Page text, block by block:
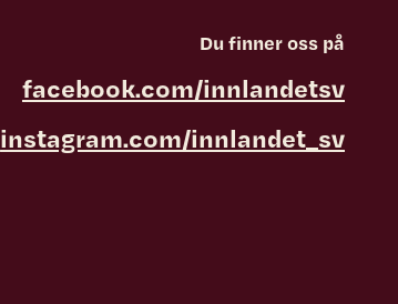
Du finner oss på
facebook.com/innlandetsv
instagram.com/innlandet_sv